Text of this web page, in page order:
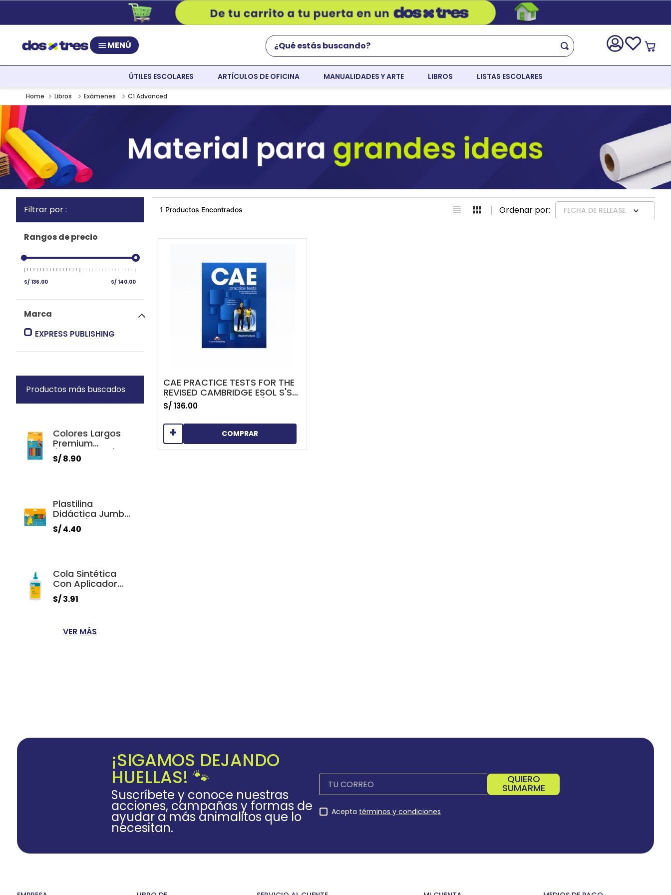
MENÚ
¿Qué estás buscando?
ÚTILES ESCOLARES ARTÍCULOS DE OFICINA MANUALIDADES Y ARTE LIBROS LISTAS ESCOLARES
Libros Exámenes C1 Advanced
Marca
EXPRESS PUBLISHING
Rangos de precio
S/ 136.00 S/ 140.00
Productos más buscados
Colores Largos
Premium
(Estuche X 12)
S/ 8.90
Plastilina
Didáctica Jumbo
200gr. (Estuche X
12)
S/ 4.40
Cola Sintética
Con Aplicador
250ml.
S/ 3.91
VER MÁS
1 FECHA DE RELEASE
CAE PRACTICE TESTS FOR THE
REVISED CAMBRIDGE ESOL S'S
(WITH DIGIBOOKS APP)
S/ 136.00
+ COMPRAR
¡SIGAMOS DEJANDO
HUELLAS! 🐾
Suscríbete y conoce nuestras
acciones, campañas y formas de
ayudar a más animalitos que lo
necesitan.
QUIERO
SUMARME
Acepta términos y condiciones
world english
faber
colores